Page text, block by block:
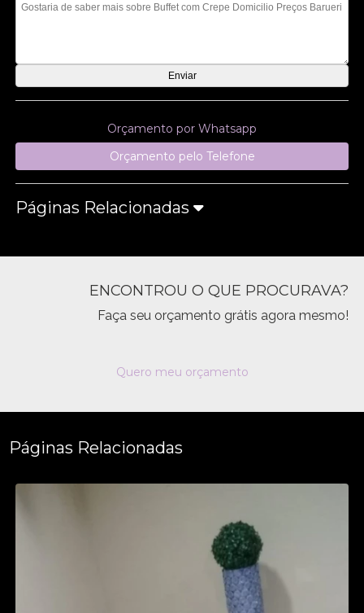
Orçamento por Whatsapp
Orçamento pelo Telefone
Páginas Relacionadas
ENCONTROU O QUE PROCURAVA?
Faça seu orçamento grátis agora mesmo!
Quero meu orçamento
Páginas Relacionadas